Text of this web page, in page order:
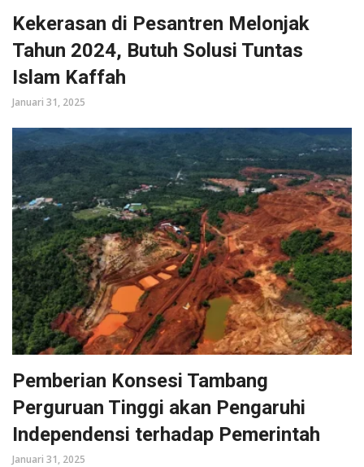
Kekerasan di Pesantren Melonjak
Tahun 2024, Butuh Solusi Tuntas
Islam Kaffah
Januari 31, 2025
Pemberian Konsesi Tambang
Perguruan Tinggi akan Pengaruhi
Independensi terhadap Pemerintah
Januari 31, 2025